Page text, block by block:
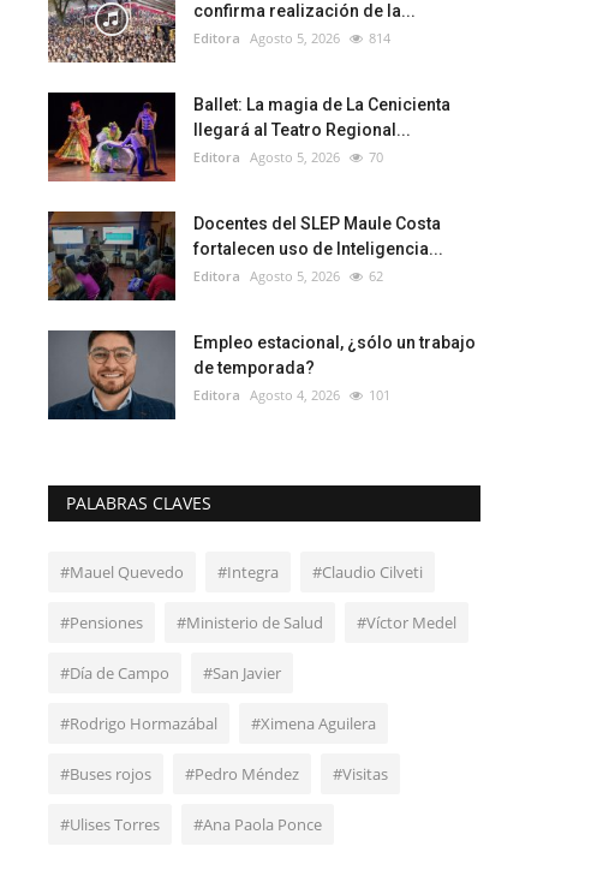
confirma realización de la...
Editora Agosto 5, 2026 814
Ballet: La magia de La Cenicienta
llegará al Teatro Regional...
Editora Agosto 5, 2026 70
Docentes del SLEP Maule Costa
fortalecen uso de Inteligencia...
Editora Agosto 5, 2026 62
Empleo estacional, ¿sólo un trabajo
de temporada?
Editora Agosto 4, 2026 101
PALABRAS CLAVES
#Mauel Quevedo #Integra #Claudio Cilveti
#Pensiones #Ministerio de Salud #Víctor Medel
#Día de Campo #San Javier
#Rodrigo Hormazábal #Ximena Aguilera
#Buses rojos #Pedro Méndez #Visitas
#Ulises Torres #Ana Paola Ponce